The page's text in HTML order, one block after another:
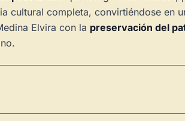
cultural completa, convirtiéndose en
Elvira con la preservación del